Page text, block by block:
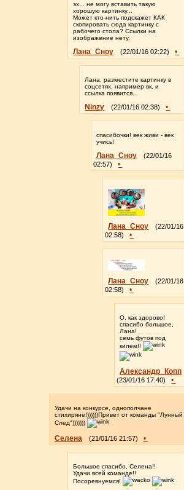
эх... не могу вставить такую
хорошую картинку...
Может кто-нить подскажет КАК
скопировать сюда картинку с
рабочего стола? Ссылки на
изображение нету.
Лана_Сноу (22/01/16 02:22) •
Лана, разместите картинку в
соцсетях, например вк, и
ссылка появится...
Ninzy (22/01/16 02:38) •
спасибочки! век живи - век
учись!
Лана_Сноу
(22/01/16
02:57)
•
Лана_Сноу
(22/01/16
02:58)
•
Лана_Сноу
(22/01/16
02:58)
•
О, как здорово!
спасибо большое,
Лана!
семь футов под
килем!!
Александр_Копп
(23/01/16 17:40) •
Удачи на конкурсе, однополчане
стихиряне!))))))Привет от команды "Лунный
След")))))))
Селена (21/01/16 21:57) •
Большое спасибо, Селена!!
Удачи всей команде!!
Посоревнуемся!